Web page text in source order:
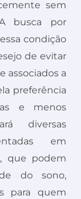
sem
busca por
condição
de evitar
associados a
preferência
e menos
diversas
em
que podem
do sono,
para quem